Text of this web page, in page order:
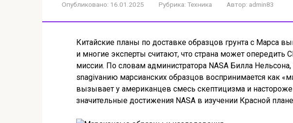
Опубликовано: 16.01.2025 Рубрика: Техника Автор: admin83
Китайские планы по доставке образцов грунта с Марса
и многие эксперты считают, что страна может опередить
миссии. По словам администратора NASA Билла Нельсона,
snagivанию марсианских образцов воспринимается как
вызывает у американцев смесь скептицизма и
значительные достижения NASA в изучении Красной